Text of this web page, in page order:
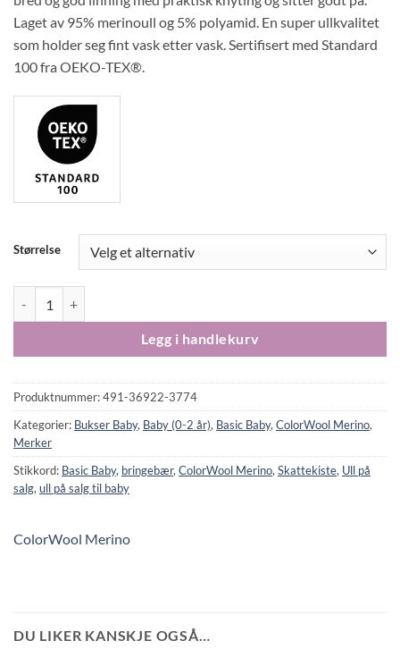
kr 379,00.kr 151,60.
Laget av 95% merinoull og 5% polyamid. En super ullkvalitet
som holder seg fint vask etter vask. Sertifisert med Standard
100 fra OEKO-TEX®.
Størrelse
Legg i handlekurv
Produktnummer:491-36922-3774
Kategorier: Bukser Baby, Baby (0-2 år), Basic Baby,ColorWool Merino,
Merker
Stikkord: Basic Baby, bringebær,ColorWool Merino,Skattekiste, Ull på
salg,ull på salg til baby
ColorWool Merino
DU LIKER KANSKJE OGSÅ…